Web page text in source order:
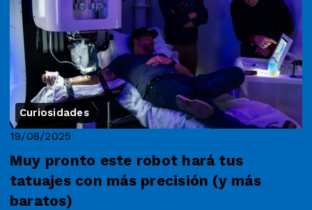
Curiosidades
19/08/2025
Muy pronto este robot hará tus
tatuajes con más precisión (y más
baratos)